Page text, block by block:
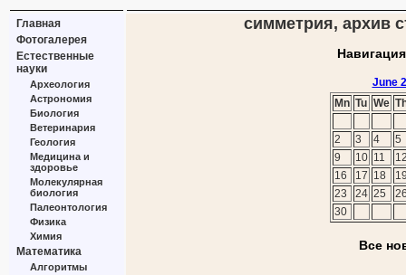
Главная
Фотогалерея
Естественные
науки
Археология
Астрономия
Биология
Ветеринария
Геология
Медицина и
здоровье
Молекулярная
биология
Палеонтология
Физика
Химия
Математика
Алгоритмы
симметрия, архив
June
Mn Tu We
2 3 4
5
9
10 11
16
17 18
23
24 25
30
Все